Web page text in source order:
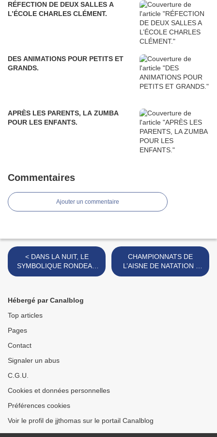
RÉFECTION DE DEUX SALLES A
L’ÉCOLE CHARLES CLÉMENT.
DES ANIMATIONS POUR PETITS ET
GRANDS.
APRÈS LES PARENTS, LA ZUMBA
POUR LES ENFANTS.
Commentaires
Ajouter un commentaire
< DANS LA NUIT, LE
SYMBOLIQUE RONDEAU
MUSICAL DES GILLES.
CHAMPIONNATS DE
L’AISNE DE NATATION :
SEPT TITRES ET DIX-
Hébergé par Canalblog
Top articles
Pages
Contact
Signaler un abus
C.G.U.
Cookies et données personnelles
Préférences cookies
Voir le profil de jjthomas sur le portail Canalblog